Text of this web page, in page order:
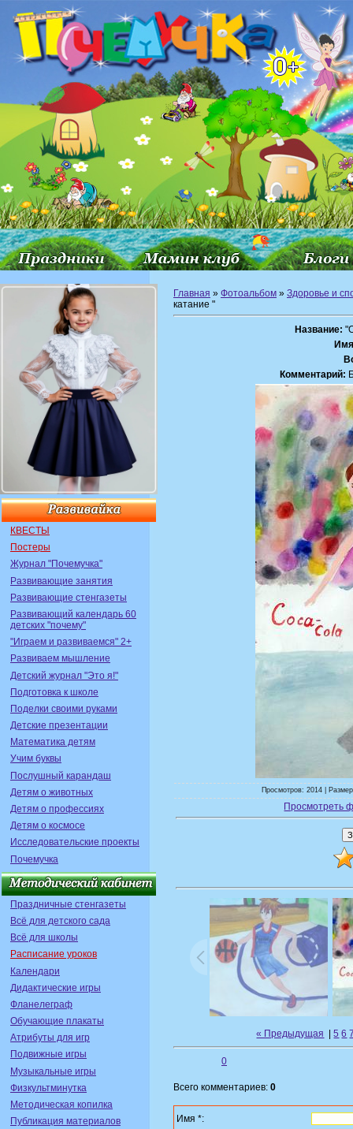
КВЕСТЫ
Постеры
Журнал "Почемучка"
Развивающие занятия
Развивающие стенгазеты
Развивающий календарь 60
детских "почему"
"Играем и развиваемся" 2+
Развиваем мышление
Детский журнал "Это я!"
Подготовка к школе
Поделки своими руками
Детские презентации
Математика детям
Учим буквы
Послушный карандаш
Детям о животных
Детям о профессиях
Детям о космосе
Исследовательские проекты
Почемучка
Праздничные стенгазеты
Всё для детского сада
Всё для школы
Расписание уроков
Календари
Дидактические игры
Фланелеграф
Обучающие плакаты
Атрибуты для игр
Подвижные игры
Музыкальные игры
Физкультминутка
Методическая копилка
Публикация материалов
Главная » Фотоальбом » Здоровье и
катание "
Название:
Комментарий:
Просмотров: 2014 |
Просмотреть
« Предыдущая |5 6
0
Всего комментариев: 0
Имя *: